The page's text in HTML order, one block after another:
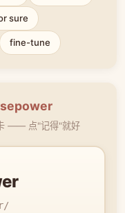
sure
fine-tune
—— 点"记得"就好